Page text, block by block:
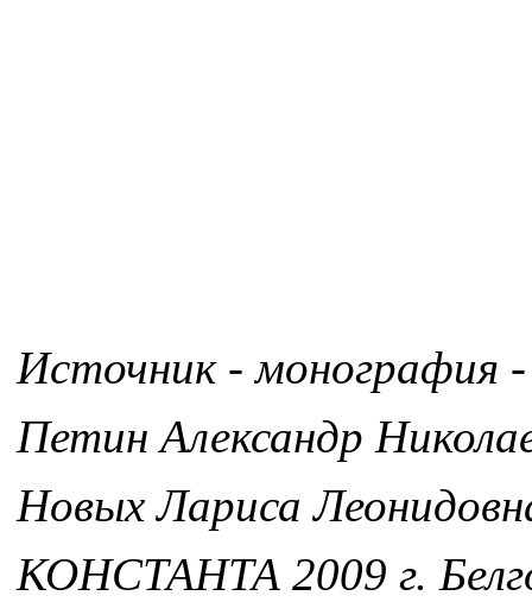
Источник - монография -
Петин Александр
Новых Лариса
КОНСТАНТА 2009 г.